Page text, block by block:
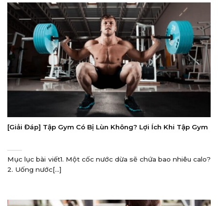
[Giải Đáp] Tập Gym Có Bị Lùn Không? Lợi Ích Khi Tập Gym
Mục lục bài viết1. Một cốc nước dừa sẽ chứa bao nhiêu calo?
2. Uống nước[...]